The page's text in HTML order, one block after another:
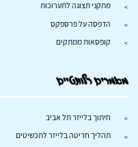
מתקני תצוגה לתערוכות
הדפסה על פרספקס
קופסאות ממתקים
מאמרים רלוונטיים
חיתוך בלייזר תל אביב
תהליך חריטה בלייזר לתכשיטים